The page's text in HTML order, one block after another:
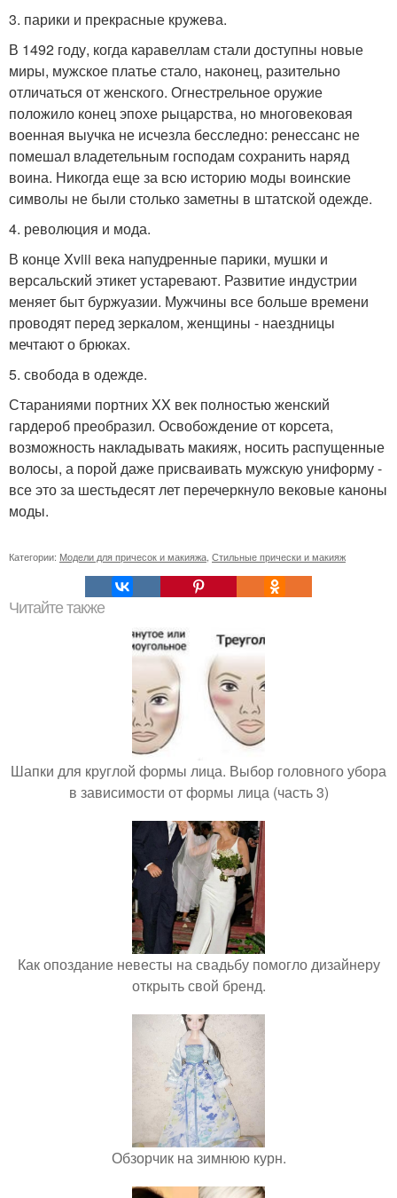
3. парики и прекрасные кружева.
В 1492 году, когда каравеллам стали доступны новые
миры, мужское платье стало, наконец, разительно
отличаться от женского. Огнестрельное оружие
положило конец эпохе рыцарства, но многовековая
военная выучка не исчезла бесследно: ренессанс не
помешал владетельным господам сохранить наряд
воина. Никогда еще за всю историю моды воинские
символы не были столько заметны в штатской одежде.
4. революция и мода.
В конце Xviii века напудренные парики, мушки и
версальский этикет устаревают. Развитие индустрии
меняет быт буржуазии. Мужчины все больше времени
проводят перед зеркалом, женщины - наездницы
мечтают о брюках.
5. свобода в одежде.
Стараниями портних XX век полностью женский
гардероб преобразил. Освобождение от корсета,
возможность накладывать макияж, носить распущенные
волосы, а порой даже присваивать мужскую униформу -
все это за шестьдесят лет перечеркнуло вековые каноны
моды.
Категории: Модели для причесок и макияжа Стильные прически и макияж
Читайте также
Шапки для круглой формы лица. Выбор головного убора
в зависимости от формы лица (часть 3)
Как опоздание невесты на свадьбу помогло дизайнеру
открыть свой бренд.
Обзорчик на зимнюю курн.